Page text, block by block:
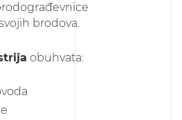
brodova.
obuhvata: